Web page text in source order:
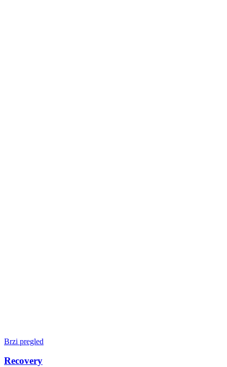
Brzi pregled
Recovery